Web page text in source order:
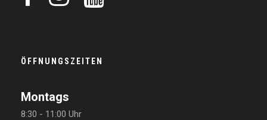
ÖFFNUNGSZEITEN
Montags
8:30 - 11:00 Uhr